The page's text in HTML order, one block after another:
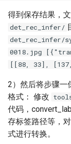
得到保存结果，
det_rec_infer/
det_rec_infer/
0018.jpg
[[88, 33],
2）然后将步骤一
格式： 修改
代码，
存标签路径等，
式进行转换。